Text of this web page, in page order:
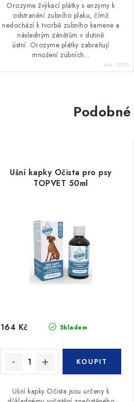
Orozyme žvýkací plátky s enzymy k
odstranění zubního plaku, čímž
nedochází k tvorbě zubního kamene a
následným zánětům v dutině
ústní. Orozyme plátky zabraňují
množení zubních...
Kód: 15578
Ušní kapky Očista pro psy
TOPVET 50ml
Skladem
164 Kč
Ušní kapky Očista jsou určeny k